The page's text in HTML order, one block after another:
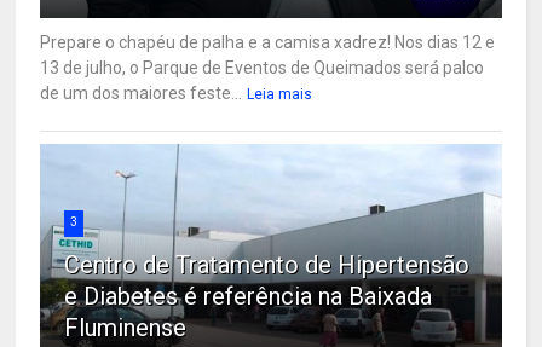
Prepare o chapéu de palha e a camisa xadrez! Nos dias 12 e
13 de julho, o Parque de Eventos de Queimados será palco
de um dos maiores feste...
Leia mais
3
Centro de Tratamento de Hipertensão
e Diabetes é referência na Baixada
Fluminense